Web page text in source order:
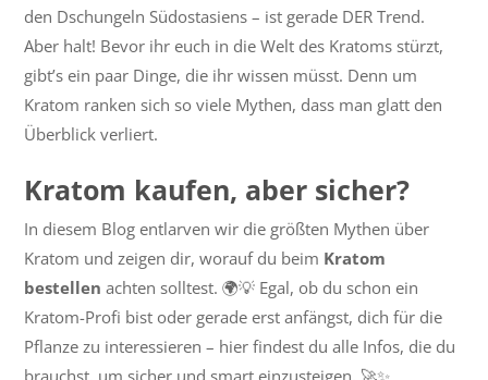
den Dschungeln Südostasiens – ist gerade DER Trend.
Aber halt! Bevor ihr euch in die Welt des Kratoms stürzt,
gibt’s ein paar Dinge, die ihr wissen müsst. Denn um
Kratom ranken sich so viele Mythen, dass man glatt den
Überblick verliert.
Kratom kaufen, aber sicher?
In diesem Blog entlarven wir die größten Mythen über
Kratom und zeigen dir, worauf du beim Kratom
bestellen achten solltest. 🌍💡 Egal, ob du schon ein
Kratom-Profi bist oder gerade erst anfängst, dich für die
Pflanze zu interessieren – hier findest du alle Infos, die du